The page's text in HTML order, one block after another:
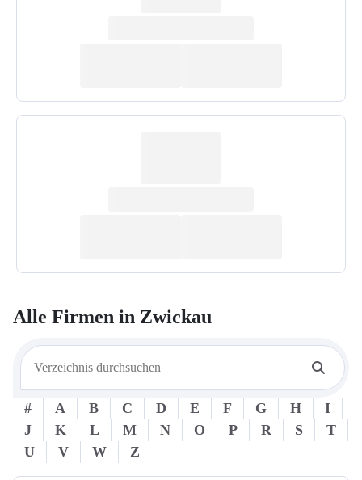
Alle Firmen in Zwickau
# A B C D E F G H
I
J
K L M N O P R S
T
U
V W Z